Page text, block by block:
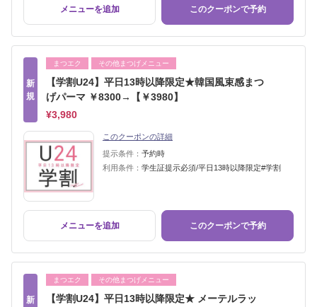
メニューを追加 このクーポンで予約
新
規
まつエク その他まつげメニュー
【学割U24】平日13時以降限定★韓国風束感まつ
げパーマ ￥8300→【￥3980】
¥3,980
このクーポンの詳細
提示条件： 予約時
利用条件： 学生証提示必須/平日13時以降限定#学割
メニューを追加 このクーポンで予約
新
まつエク その他まつげメニュー
【学割U24】平日13時以降限定★ メーテルラッ